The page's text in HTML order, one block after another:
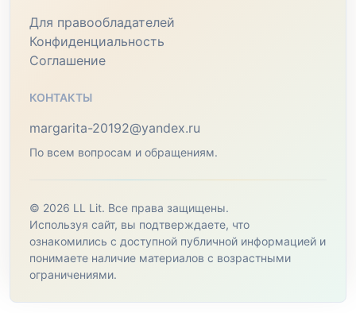
Для правообладателей
Конфиденциальность
Соглашение
КОНТАКТЫ
margarita-20192@yandex.ru
По всем вопросам и обращениям.
© 2026 LL Lit. Все права защищены.
Используя сайт, вы подтверждаете, что
ознакомились с доступной публичной информацией и
понимаете наличие материалов с возрастными
ограничениями.